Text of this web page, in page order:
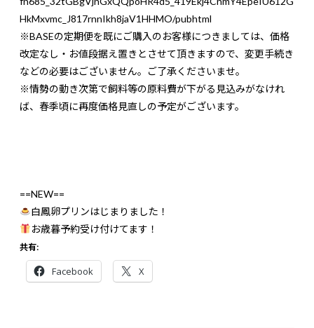
HkMxvmc_J817rnnIkh8jaV1HHMO/pubhtml
※BASEの定期便を既にご購入のお客様につきましては、価格
改定なし・お値段据え置きとさせて頂きますので、変更手続き
などの必要はございません。ご了承くださいませ。
※情勢の動き次第で飼料等の原料費が下がる見込みがなけれ
ば、春季頃に再度価格見直しの予定がございます。
==NEW==
白鳳卵プリンはじまりました！
お歳暮予約受け付けてます！
共有:
Facebook X